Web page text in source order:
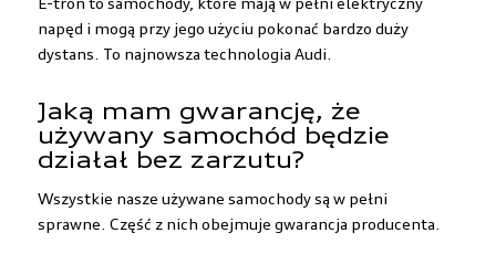
E-tron to samochody, które mają w pełni elektryczny
napęd i mogą przy jego użyciu pokonać bardzo duży
dystans. To najnowsza technologia Audi.
Jaką mam gwarancję, że
używany samochód będzie
działał bez zarzutu?
Wszystkie nasze używane samochody są w pełni
sprawne. Część z nich obejmuje gwarancja producenta.